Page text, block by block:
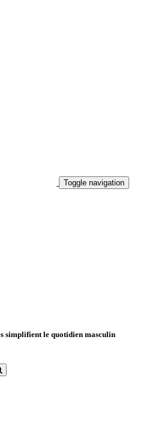
Toggle navigation
simplifient le quotidien masculin